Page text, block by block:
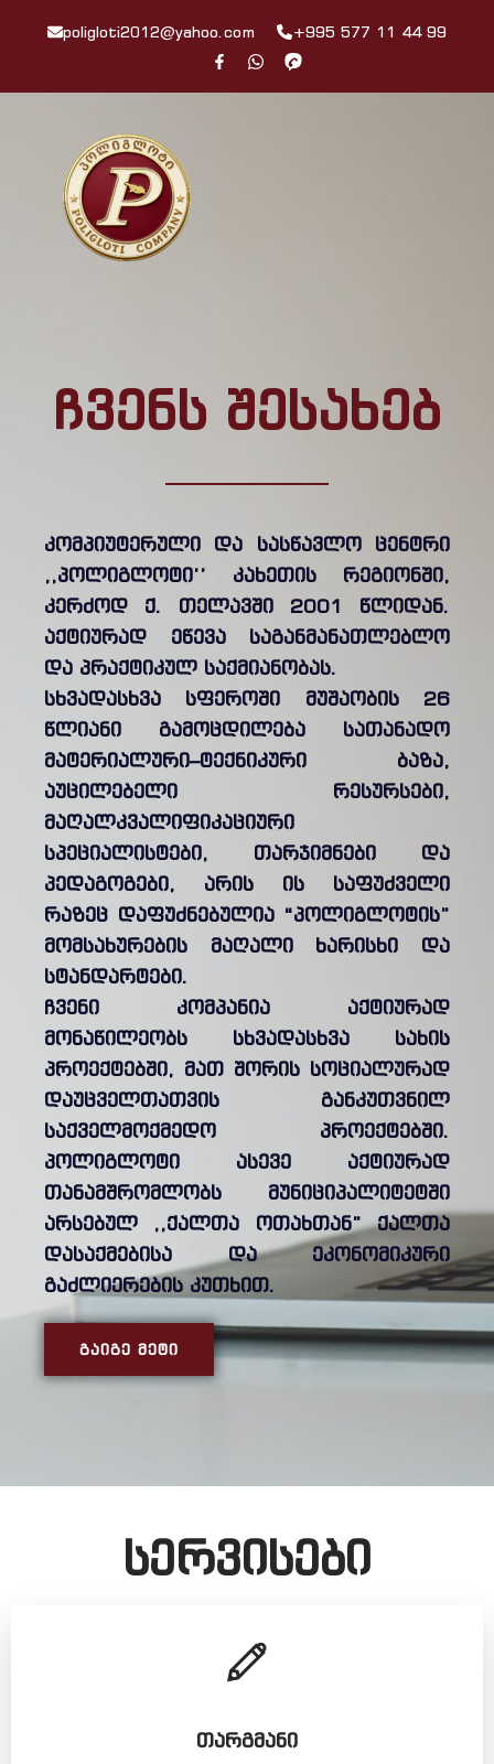
poligloti2012@yahoo.com +995 577 11 44 99
ჩვენს შესახებ
კომპიუტერული და სასწავლო ცენტრი
,,პოლიგლოტი’’ კახეთის რეგიონში,
კერძოდ ქ. თელავში 2001 წლიდან.
აქტიურად ეწევა საგანმანათლებლო
და პრაქტიკულ საქმიანობას.
სხვადასხვა სფეროში მუშაობის 26
წლიანი გამოცდილება სათანადო
მატერიალური–ტექნიკური ბაზა,
აუცილებელი რესურსები,
მაღალკვალიფიკაციური
სპეციალისტები, თარჯიმნები და
პედაგოგები, არის ის საფუძველი
რაზეც დაფუძნებულია “პოლიგლოტის”
მომსახურების მაღალი ხარისხი და
სტანდარტები.
ჩვენი კომპანია აქტიურად
მონაწილეობს სხვადასხვა სახის
პროექტებში, მათ შორის სოციალურად
დაუცველთათვის განკუთვნილ
საქველმოქმედო პროექტებში.
პოლიგლოტი ასევე აქტიურად
თანამშრომლობს მუნიციპალიტეტში
არსებულ ,,ქალთა ოთახთან” ქალთა
დასაქმებისა და ეკონომიკური
გაძლიერების კუთხით.
ᲒᲐᲘᲒᲔ ᲛᲔᲢᲘ
სერვისები
ᲗᲐᲠᲒᲛᲐᲜᲘ